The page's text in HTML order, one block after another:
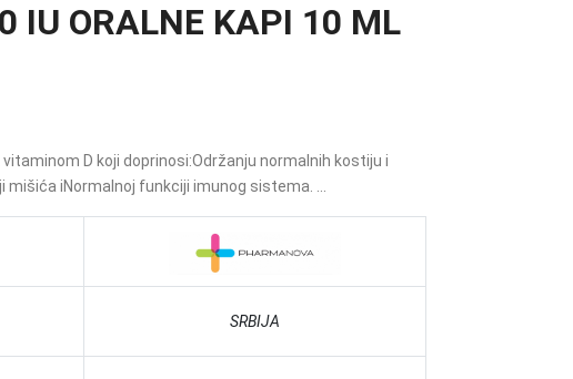
IU ORALNE KAPI 10 ML
D koji doprinosi:Održanju normalnih kostiju i
mišića iNormalnoj funkciji imunog sistema. ...
SRBIJA